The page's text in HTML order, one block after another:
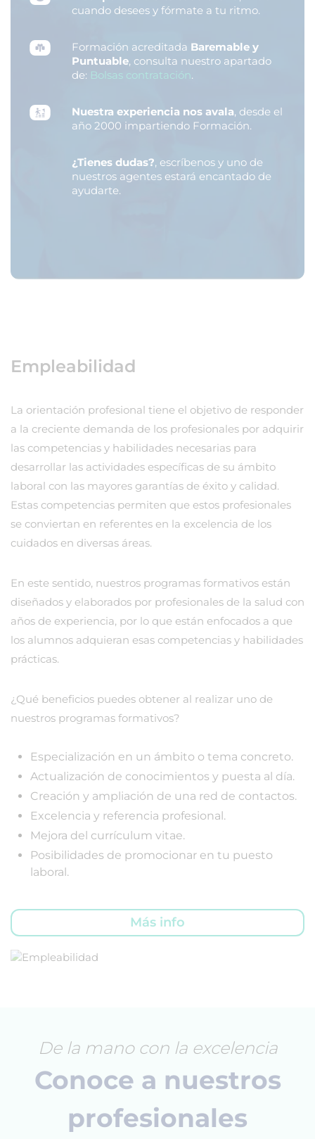
cuando desees y fórmate a tu ritmo.
Formación acreditada Baremable y
Puntuable, consulta nuestro apartado
de: Bolsas contratación.
Nuestra experiencia nos avala, desde el
año 2000 impartiendo Formación.
¿Tienes dudas?, escríbenos y uno de
nuestros agentes estará encantado de
ayudarte.
Empleabilidad
La orientación profesional tiene el objetivo de responder
a la creciente demanda de los profesionales por adquirir
las competencias y habilidades necesarias para
desarrollar las actividades específicas de su ámbito
laboral con las mayores garantías de éxito y calidad.
Estas competencias permiten que estos profesionales
se conviertan en referentes en la excelencia de los
cuidados en diversas áreas.
En este sentido, nuestros programas formativos están
diseñados y elaborados por profesionales de la salud con
años de experiencia, por lo que están enfocados a que
los alumnos adquieran esas competencias y habilidades
prácticas.
¿Qué beneficios puedes obtener al realizar uno de
nuestros programas formativos?
Especialización en un ámbito o tema concreto.
Actualización de conocimientos y puesta al día.
Creación y ampliación de una red de contactos.
Excelencia y referencia profesional.
Mejora del currículum vitae.
Posibilidades de promocionar en tu puesto
laboral.
Más info
De la mano con la excelencia
Conoce a nuestros
profesionales